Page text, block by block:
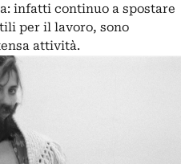
infatti continuo a spostare
per il lavoro, sono
attività.